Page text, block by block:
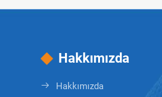
Hakkımızda
Hakkımızda